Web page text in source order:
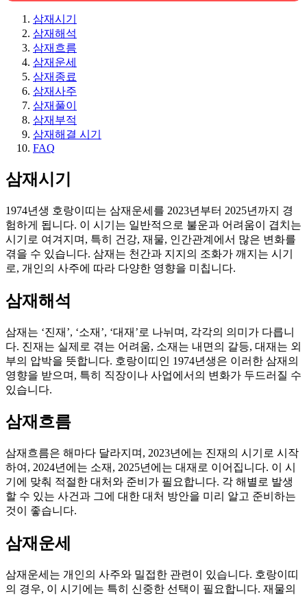
삼재시기
삼재해석
삼재흐름
삼재운세
삼재종료
삼재사주
삼재풀이
삼재부적
삼재해결 시기
FAQ
삼재시기
1974년생 호랑이띠는 삼재운세를 2023년부터 2025년까지 경
험하게 됩니다. 이 시기는 일반적으로 불운과 어려움이 겹치는
시기로 여겨지며, 특히 건강, 재물, 인간관계에서 많은 변화를
겪을 수 있습니다. 삼재는 천간과 지지의 조화가 깨지는 시기
로, 개인의 사주에 따라 다양한 영향을 미칩니다.
삼재해석
삼재는 ‘진재’, ‘소재’, ‘대재’로 나뉘며, 각각의 의미가 다릅니
다. 진재는 실제로 겪는 어려움, 소재는 내면의 갈등, 대재는 외
부의 압박을 뜻합니다. 호랑이띠인 1974년생은 이러한 삼재의
영향을 받으며, 특히 직장이나 사업에서의 변화가 두드러질 수
있습니다.
삼재흐름
삼재흐름은 해마다 달라지며, 2023년에는 진재의 시기로 시작
하여, 2024년에는 소재, 2025년에는 대재로 이어집니다. 이 시
기에 맞춰 적절한 대처와 준비가 필요합니다. 각 해별로 발생
할 수 있는 사건과 그에 대한 대처 방안을 미리 알고 준비하는
것이 좋습니다.
삼재운세
삼재운세는 개인의 사주와 밀접한 관련이 있습니다. 호랑이띠
의 경우, 이 시기에는 특히 신중한 선택이 필요합니다. 재물의